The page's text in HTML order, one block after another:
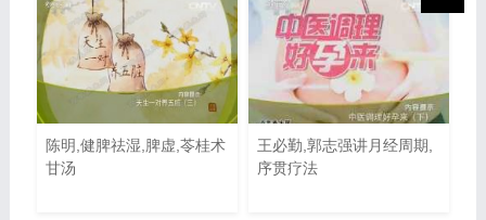
陈明,健脾祛湿,脾虚,苓桂术
甘汤
王必勤,郭志强讲月经周期,
序贯疗法